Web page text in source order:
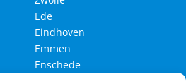
Ede
Eindhoven
Emmen
Enschede